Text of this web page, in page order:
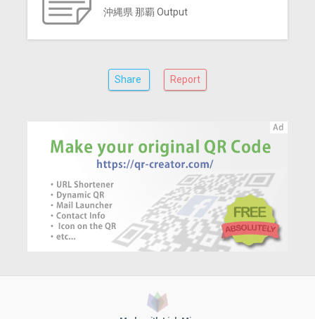
沖縄県 那覇 Output
Share Report